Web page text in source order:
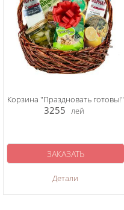
Корзина "Праздновать готовы!"
3255 лей
Детали
ЗАКАЗАТЬ